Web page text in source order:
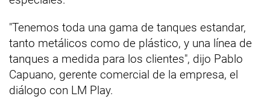
"Tenemos toda una gama de tanques estandar,
tanto metálicos como de plástico, y una línea de
tanques a medida para los clientes", dijo Pablo
Capuano, gerente comercial de la empresa, el
diálogo con LM Play.